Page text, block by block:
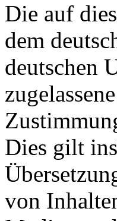
Die auf
dem
deutschen
Dies gilt
von